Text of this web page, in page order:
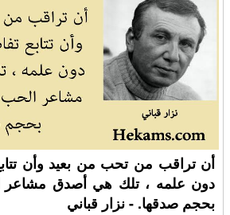
أن تراقب من تحب من بعيد وأن
دون علمه ، تلك هي أصدق مشاعر
بحجم صدقها. - نزار قباني